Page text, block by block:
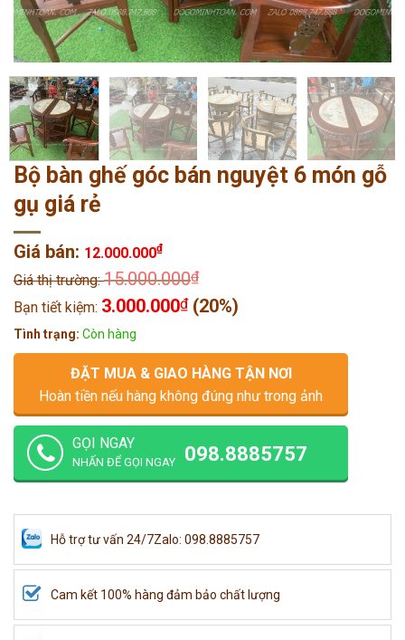
Bộ bàn ghế góc bán nguyệt 6 món gỗ
gụ giá rẻ
Giá bán: 12.000.000₫
Giá thị trường:15.000.000₫
Bạn tiết kiệm: 3.000.000₫ (20%)
Tình trạng: Còn hàng
ĐẶT MUA & GIAO HÀNG TẬN NƠI
Hoàn tiền nếu hàng không đúng như trong ảnh
GỌI NGAY
NHẤN ĐỂ GỌI NGAY 098.8885757
Hỗ trợ tư vấn 24/7Zalo: 098.8885757
Cam kết 100% hàng đảm bảo chất lượng